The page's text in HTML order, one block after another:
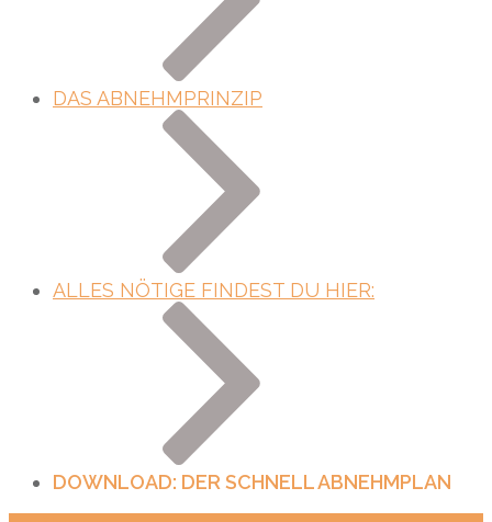
DAS ABNEHMPRINZIP
ALLES NÖTIGE FINDEST DU HIER:
DOWNLOAD: DER SCHNELL ABNEHMPLAN